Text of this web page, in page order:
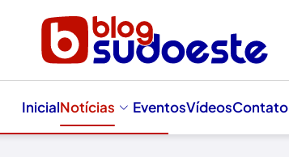
InicialNotícias EventosVídeosContato